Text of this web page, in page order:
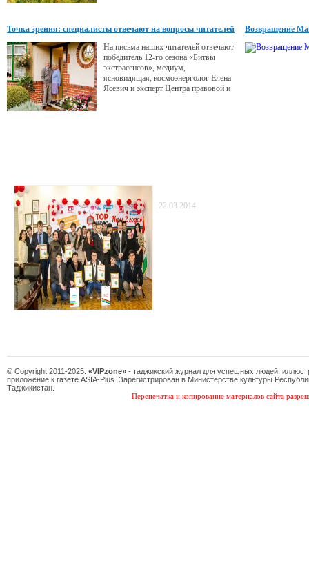
Точка зрения: специалисты отвечают на вопросы читателей
На письма наших читателей отвечают
победитель 12-го сезона «Битвы
экстрасенсов», медиум,
ясновидящая, космоэнерголог Елена
Ясевич и эксперт Центра правовой и
Возвращение
22.03.2014
© Copyright 2011-2025. «VIPzone» - таджикский журнал для успешных людей,
приложение к газете ASIA-Plus. Зарегистрирован в Министерстве культуры
Таджикистан.
Перепечатка и копирование материалов сайта